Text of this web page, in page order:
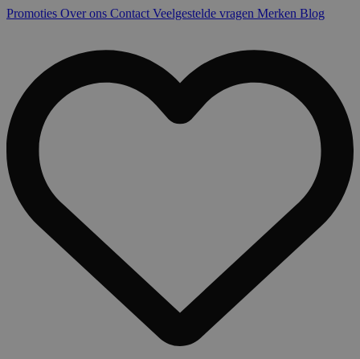
Promoties Over ons Contact Veelgestelde vragen Merken Blog